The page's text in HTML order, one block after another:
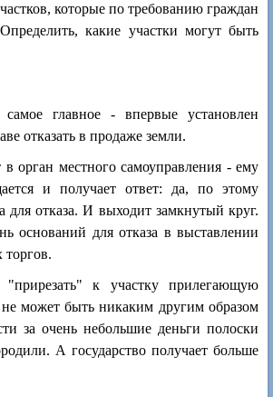
которые по требованию граждан
какие участки могут быть
главное - впервые установлен
отказать в продаже земли.
орган местного самоуправления - ему
и получает ответ: да, по этому
для отказа. И выходит замкнутый круг.
оснований для отказа в выставлении
торгов.
к участку прилегающую
может быть никаким другим образом
за очень небольшие деньги полоски
А государство получает больше